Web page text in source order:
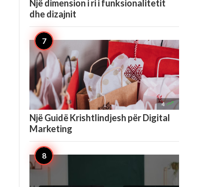
Një dimension i ri i funksionalitetit
dhe dizajnit
4 
Një Guidë Krishtlindjesh për Digital
Marketing